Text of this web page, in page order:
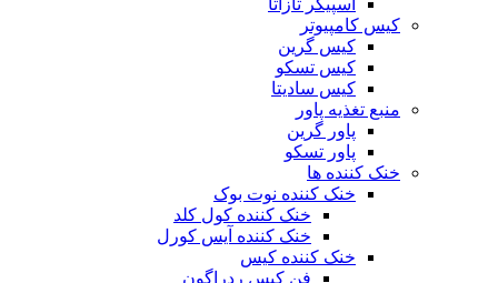
کیس کامپیوتر
کیس گرین
کیس تسکو
کیس سادیتا
منبع تغذیه‌ پاور
پاور گرین
پاور تسکو
خنک کننده ها
خنک کننده نوت بوک
خنک کننده کول کلد
خنک کننده آیس کورل
خنک کننده کیس
فن کیس ردراگون